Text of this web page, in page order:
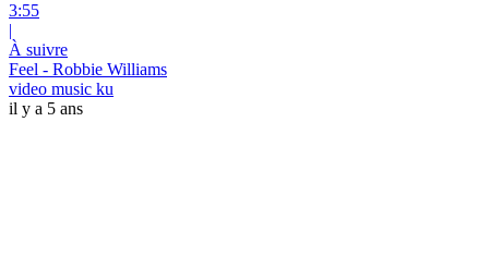
3:55
|
À suivre
Feel - Robbie Williams
video music ku
il y a 5 ans